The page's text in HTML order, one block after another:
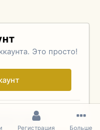
Это просто!
здесь.
Регистрация Больше